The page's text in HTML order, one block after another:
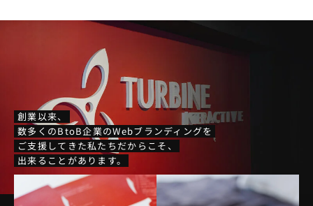
創業以来、
数多くのBtoB企業のWebブランディングを
ご支援してきた私たちだからこそ、
出来ることがあります。